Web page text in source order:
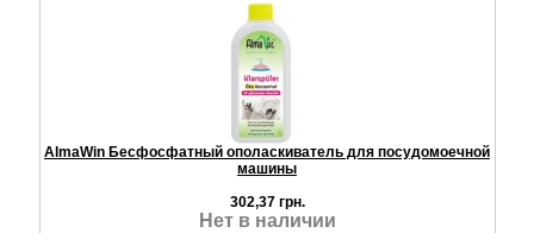
AlmaWin Бесфосфатный ополаскиватель для посудомоечной
машины
302,37 грн.
Нет в наличии